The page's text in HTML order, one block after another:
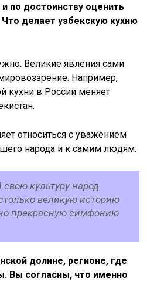
по достоинству оценить
Что делает узбекскую кухню
Великие явления сами
Например,
кухни в России меняет
относиться с уважением
народа и к самим людям.
культуру народ
великую историю
прекрасную симфонию
долине, регионе, где
Вы согласны, что именно